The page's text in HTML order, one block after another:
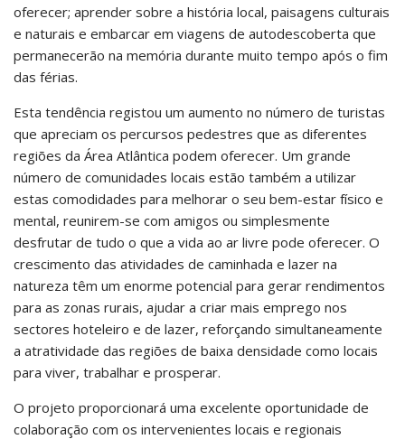
oferecer; aprender sobre a história local, paisagens culturais
e naturais e embarcar em viagens de autodescoberta que
permanecerão na memória durante muito tempo após o fim
das férias.
Esta tendência registou um aumento no número de turistas
que apreciam os percursos pedestres que as diferentes
regiões da Área Atlântica podem oferecer. Um grande
número de comunidades locais estão também a utilizar
estas comodidades para melhorar o seu bem-estar físico e
mental, reunirem-se com amigos ou simplesmente
desfrutar de tudo o que a vida ao ar livre pode oferecer. O
crescimento das atividades de caminhada e lazer na
natureza têm um enorme potencial para gerar rendimentos
para as zonas rurais, ajudar a criar mais emprego nos
sectores hoteleiro e de lazer, reforçando simultaneamente
a atratividade das regiões de baixa densidade como locais
para viver, trabalhar e prosperar.
O projeto proporcionará uma excelente oportunidade de
colaboração com os intervenientes locais e regionais